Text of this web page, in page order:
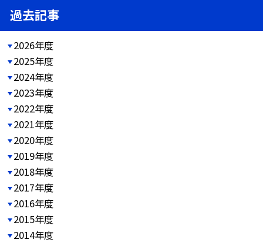
過去記事
2026年度
2025年度
2024年度
2023年度
2022年度
2021年度
2020年度
2019年度
2018年度
2017年度
2016年度
2015年度
2014年度